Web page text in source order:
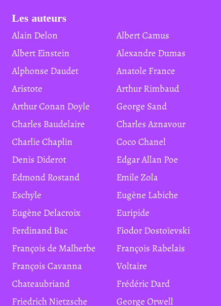
Les auteurs
Alain Delon
Albert Camus
Albert Einstein
Alexandre Dumas
Alphonse Daudet
Anatole France
Aristote
Arthur Rimbaud
Arthur Conan Doyle
George Sand
Charles Baudelaire
Charles Aznavour
Charlie Chaplin
Coco Chanel
Denis Diderot
Edgar Allan Poe
Edmond Rostand
Emile Zola
Eschyle
Eugène Labiche
Eugène Delacroix
Euripide
Ferdinand Bac
Fiodor Dostoïevski
François de Malherbe
François Rabelais
François Cavanna
Voltaire
Chateaubriand
Frédéric Dard
Friedrich Nietzsche
George Orwell